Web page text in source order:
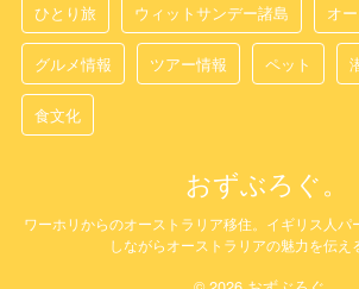
ひとり旅 ウィットサンデー諸島 オ
グルメ情報 ツアー情報 ペット
食文化
おずぶろぐ。
ワーホリからのオーストラリア移住。イギリス人パ
しながらオーストラリアの魅力を伝え